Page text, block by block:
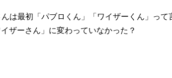
は最初「パブロくん」「ワイザーくん」って
ザーさん」に変わっていなかった？